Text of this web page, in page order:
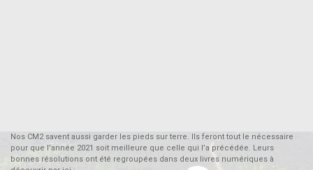
Nos CM2 savent aussi garder les pieds sur terre. Ils feront tout le nécessaire
pour que l’année 2021 soit meilleure que celle qui l’a précédée. Leurs
bonnes résolutions ont été regroupées dans deux livres numériques à